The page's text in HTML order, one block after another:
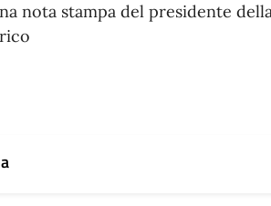
nota stampa del presidente